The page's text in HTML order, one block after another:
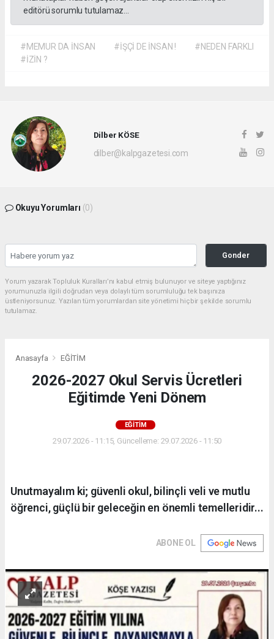
editörü sorumlu tutulamaz...
#MEMUR DA İNSAN #İŞÇİ DE İNSAN !
#NEDEN FARKLI
#İZİN ?
Dilber KÖSE
dilber@kalpgazetesi.com
Okuyu Yorumları (0)
Gonder
Yorum yazarak Topluluk Kuralları’nı kabul etmiş bulunuyor ve siteye yaptığınız
yorumunuzla ilgili doğrudan veya dolaylı tüm sorumluluğu tek başınıza
üstleniyorsunuz. Yazılan tüm yorumlardan site yönetimi hiçbir şekilde sorumlu
tutulamaz.
Anasayfa EĞİTİM
2026-2027 Okul Servis Ücretleri
Eğitimde Yeni Dönem
EĞİTİM
29.07.2026 - 11:15, Güncelleme: 29.07.2026 - 11:50
Unutmayalım ki; güvenli okul, bilinçli veli ve mutlu
öğrenci, güçlü bir geleceğin en önemli temelleridir...
ABONE OL